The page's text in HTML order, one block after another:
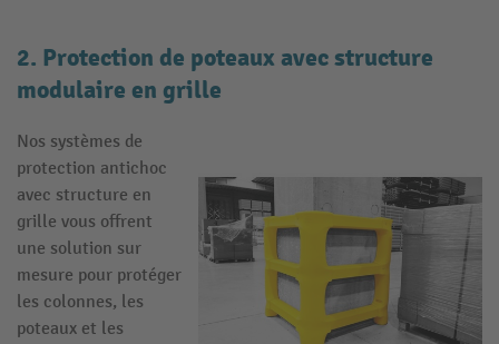
2. Protection de poteaux avec structure
modulaire en grille
Nos systèmes de
protection antichoc
avec structure en
grille vous offrent
une solution sur
mesure pour protéger
les colonnes, les
poteaux et les